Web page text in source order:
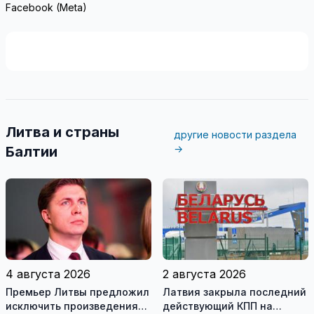
Facebook (Meta)
Литва и страны
Балтии
другие новости раздела
→
4 августа 2026
Премьер Литвы предложил
исключить произведения
2 августа 2026
Латвия закрыла последний
действующий КПП на